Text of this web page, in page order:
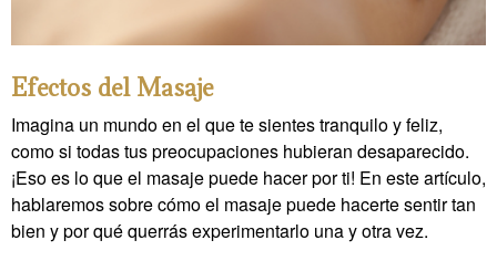
Efectos del Masaje
Imagina un mundo en el que te sientes tranquilo y feliz,
como si todas tus preocupaciones hubieran desaparecido.
¡Eso es lo que el masaje puede hacer por ti! En este artículo,
hablaremos sobre cómo el masaje puede hacerte sentir tan
bien y por qué querrás experimentarlo una y otra vez.